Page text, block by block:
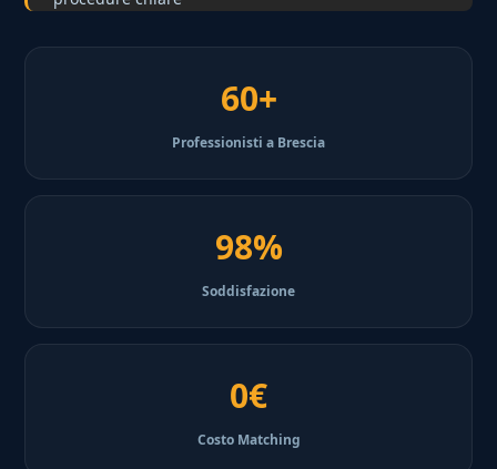
60+
Professionisti a Brescia
98%
Soddisfazione
0€
Costo Matching